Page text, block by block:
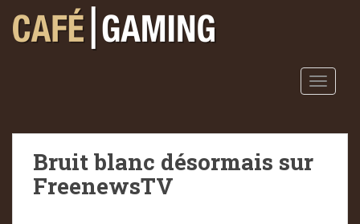
Bruit blanc désormais sur
FreenewsTV